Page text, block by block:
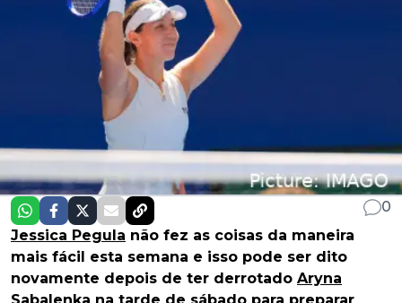
0
Jessica Pegula não fez as coisas da maneira
mais fácil esta semana e isso pode ser dito
novamente depois de ter derrotado Aryna